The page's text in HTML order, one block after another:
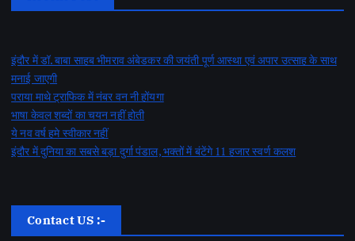
इंदौर में डॉ. बाबा साहब भीमराव अंबेडकर की जयंती पूर्ण आस्था एवं अपार उत्साह के साथ
मनाई जाएगी
पराया माथे ट्राफिक में नंबर वन नी होंयगा
भाषा केवल शब्दों का चयन नहीं होती
ये नव वर्ष हमे स्वीकार नहीं
इंदौर में दुनिया का सबसे बड़ा दुर्गा पंडाल, भक्तों में बंटेंगे 11 हजार स्वर्ण कलश
Contact US :-